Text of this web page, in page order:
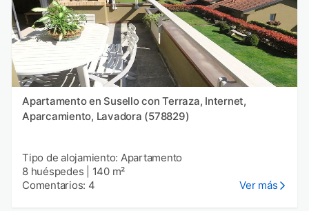
Apartamento en Susello con Terraza, Internet,
Aparcamiento, Lavadora (578829)
Tipo de alojamiento: Apartamento
8 huéspedes
140 m²
Comentarios: 4
Ver más